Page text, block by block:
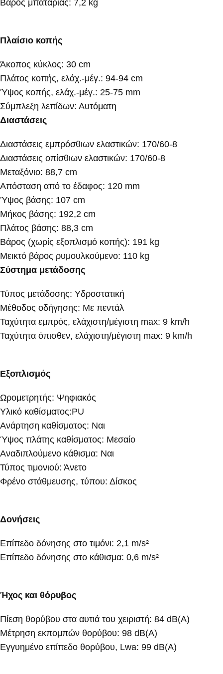
Βάρος μπαταρίας: 7,2 kg
Πλαίσιο κοπής
Άκοπος κύκλος: 30 cm
Πλάτος κοπής, ελάχ.-μέγ.: 94-94 cm
Ύψος κοπής, ελάχ.-μέγ.: 25-75 mm
Σύμπλεξη λεπίδων: Αυτόματη
Διαστάσεις
Διαστάσεις εμπρόσθιων ελαστικών: 170/60-8
Διαστάσεις οπίσθιων ελαστικών: 170/60-8
Μεταξόνιο: 88,7 cm
Απόσταση από το έδαφος: 120 mm
Ύψος βάσης: 107 cm
Μήκος βάσης: 192,2 cm
Πλάτος βάσης: 88,3 cm
Βάρος (χωρίς εξοπλισμό κοπής): 191 kg
Μεικτό βάρος ρυμουλκούμενο: 110 kg
Σύστημα μετάδοσης
Τύπος μετάδοσης: Υδροστατική
Μέθοδος οδήγησης: Με πεντάλ
Ταχύτητα εμπρός, ελάχιστη/μέγιστη max: 9 km/h
Ταχύτητα όπισθεν, ελάχιστη/μέγιστη max: 9 km/h
Εξοπλισμός
Ωρομετρητής: Ψηφιακός
Υλικό καθίσματος:PU
Ανάρτηση καθίσματος: Ναι
Ύψος πλάτης καθίσματος: Μεσαίο
Αναδιπλούμενο κάθισμα: Ναι
Τύπος τιμονιού: Άνετο
Φρένο στάθμευσης, τύπου: Δίσκος
Δονήσεις
Επίπεδο δόνησης στο τιμόνι: 2,1 m/s²
Επίπεδο δόνησης στο κάθισμα: 0,6 m/s²
Ήχος και θόρυβος
Πίεση θορύβου στα αυτιά του χειριστή: 84 dB(A)
Μέτρηση εκπομπών θορύβου: 98 dB(A)
Εγγυημένο επίπεδο θορύβου, Lwa: 99 dB(A)